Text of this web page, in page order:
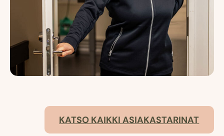
KATSO KAIKKI ASIAKASTARINAT